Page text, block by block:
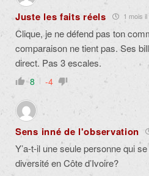
Juste les faits réels 1 mois il
Clique, je ne défend pas ton
comparaison ne tient pas. Ses
direct. Pas 3 escales.
8 -4
Sens inné de l'observation
Y’a-t-il une seule personne qui
diversité en Côte d’Ivoire?